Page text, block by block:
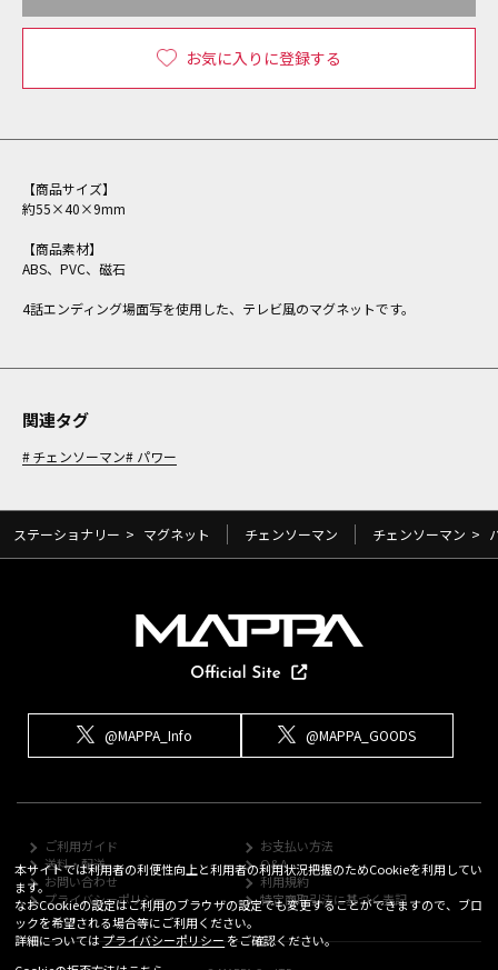
お気に入りに登録する
【商品サイズ】
約55×40×9mm
【商品素材】
ABS、PVC、磁石
4話エンディング場面写を使用した、テレビ風のマグネットです。
関連タグ
チェンソーマン パワー
ステーショナリー > マグネット チェンソーマン チェンソーマン >
@MAPPA_Info @MAPPA_GOODS
ご利用ガイド
お支払い方法
送料・配送
Q&A
お問い合わせ
利用規約
プライバシーポリシー
特定商取引法に基づく表記
本サイトでは利用者の利便性向上と利用者の利用状況把握のためCookieを利用してい
ます。
なおCookieの設定はご利用のブラウザの設定でも変更することができますので、ブロ
ックを希望される場合等にご利用ください。
詳細についてはプライバシーポリシーをご確認ください。